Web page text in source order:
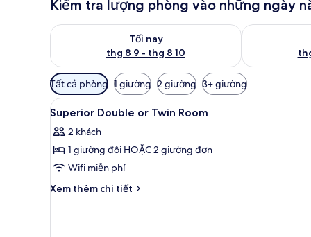
Kiểm tra lượng phòng vào những ngày
Tối nay
thg 8 9 - thg 8 10
Kiểm tra lượng phòng tối nay từ thg 8 9 - thg 8 10
Kiểm tra
Bộ
lọc
có
thể
dùng
để
lọc
phòng
Tất cả phòng 1 giường 2 giường 3+ giường
Xem
tất
cả
ảnh
Superior
Double
Minibar, két bảo mật tại
17
Superior Double or Twin Room
2 khách
1 giường đôi HOẶC 2 giường đơn
Wifi miễn phí
Xem thêm chi tiết
Chi